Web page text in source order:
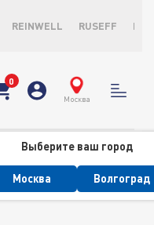
REINWELL RUSEFF
Москва
Выберите ваш город
Москва Волгоград
смазка высокого